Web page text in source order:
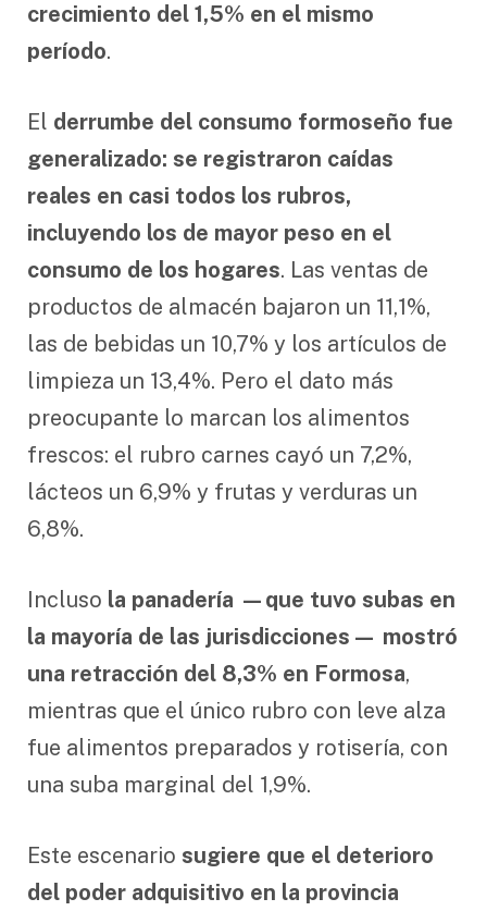
crecimiento del 1,5% en el mismo
período.
El derrumbe del consumo formoseño fue
generalizado: se registraron caídas
reales en casi todos los rubros,
incluyendo los de mayor peso en el
consumo de los hogares. Las ventas de
productos de almacén bajaron un 11,1%,
las de bebidas un 10,7% y los artículos de
limpieza un 13,4%. Pero el dato más
preocupante lo marcan los alimentos
frescos: el rubro carnes cayó un 7,2%,
lácteos un 6,9% y frutas y verduras un
6,8%.
Incluso la panadería —que tuvo subas en
la mayoría de las jurisdicciones— mostró
una retracción del 8,3% en Formosa,
mientras que el único rubro con leve alza
fue alimentos preparados y rotisería, con
una suba marginal del 1,9%.
Este escenario sugiere que el deterioro
del poder adquisitivo en la provincia